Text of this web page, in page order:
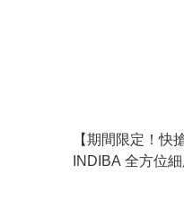
【期間限定！快
INDIBA 全方位